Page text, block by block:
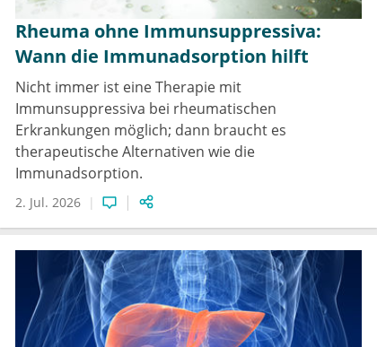
Rheuma ohne Immunsuppressiva:
Wann die Immunadsorption hilft
Nicht immer ist eine Therapie mit
Immunsuppressiva bei rheumatischen
Erkrankungen möglich; dann braucht es
therapeutische Alternativen wie die
Immunadsorption.
2. Jul. 2026